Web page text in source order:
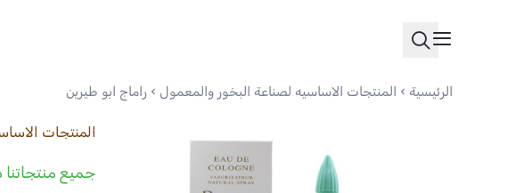
الرئيسية المنتجات الاساسيه لصناعة البخور والمعمول راماج ابو طيرين
المنتجات
جميع منتجاتنا